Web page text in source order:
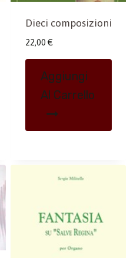
Dieci composizioni
22,00 €
Aggiungi
Al Carrello